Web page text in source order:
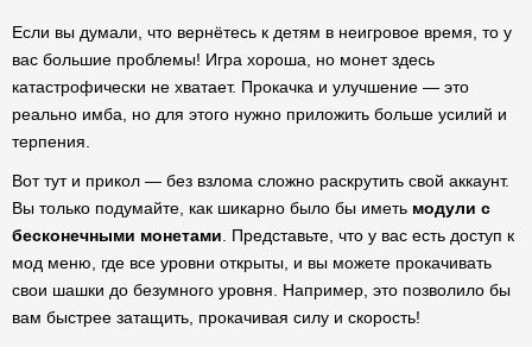
Если вы думали, что вернётесь к детям в неигровое время, то у
вас большие проблемы! Игра хороша, но монет здесь
катастрофически не хватает. Прокачка и улучшение — это
реально имба, но для этого нужно приложить больше усилий и
терпения.
Вот тут и прикол — без взлома сложно раскрутить свой аккаунт.
Вы только подумайте, как шикарно было бы иметь модули с
бесконечными монетами . Представьте, что у вас есть доступ к
мод меню, где все уровни открыты, и вы можете прокачивать
свои шашки до безумного уровня. Например, это позволило бы
вам быстрее затащить, прокачивая силу и скорость!